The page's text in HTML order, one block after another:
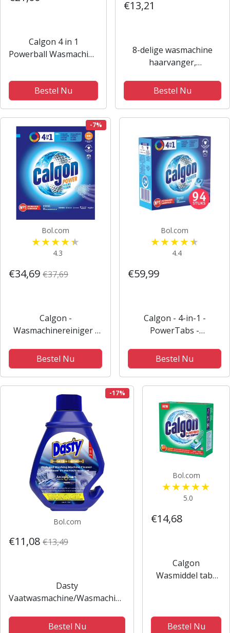
Calgon 4 in 1
Powerball Wasmachine
75 Tabletten
Bestel Nu
€13,21
8-delige wasmachine
haarvanger,
voor het verwijderen van
haren van huisdieren en
het verzamelen van
pluisharen...
Bestel Nu
-7%
Bol.com
4.3
€34,69 €37,69
Calgon -
Wasmachinereiniger -
Corrosie /
Wasmiddelresten /
Geuren - 67
Wasbeurten -
Voordeelverpakking - 2
stuks
Bestel Nu
Bol.com
4.4
€59,99
Calgon - 4-in-1 -
PowerTabs -
Antikalk - 94 stuks
Bestel Nu
-17%
Bol.com
€11,08 €13,49
Dasty
Vaatwasmachine/Wasmachine
Bestel Nu
Bol.com
5.0
€14,68
Calgon
Wasmiddel tabs
Bestel Nu